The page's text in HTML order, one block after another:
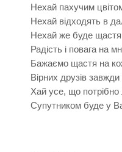
Нехай пахучим
Нехай відходять в
Нехай же буде щастя
Радість і повага на
Бажаємо щастя на
Вірних друзів завжди
Хай усе, що потрібно
Супутником буде у